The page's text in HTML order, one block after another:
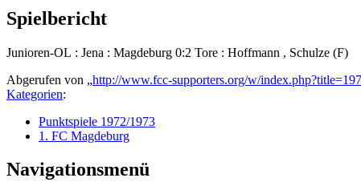
Spielbericht
Junioren-OL : Jena : Magdeburg 0:2 Tore : Hoffmann , Schulze (F)
Abgerufen von „http://www.fcc-supporters.org/w/
Kategorien:
Punktspiele 1972/1973
1. FC Magdeburg
Navigationsmenü